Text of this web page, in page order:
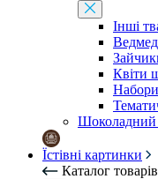
Інші
Квіти
Шоколадний
Їстівні картинки
Каталог товарів